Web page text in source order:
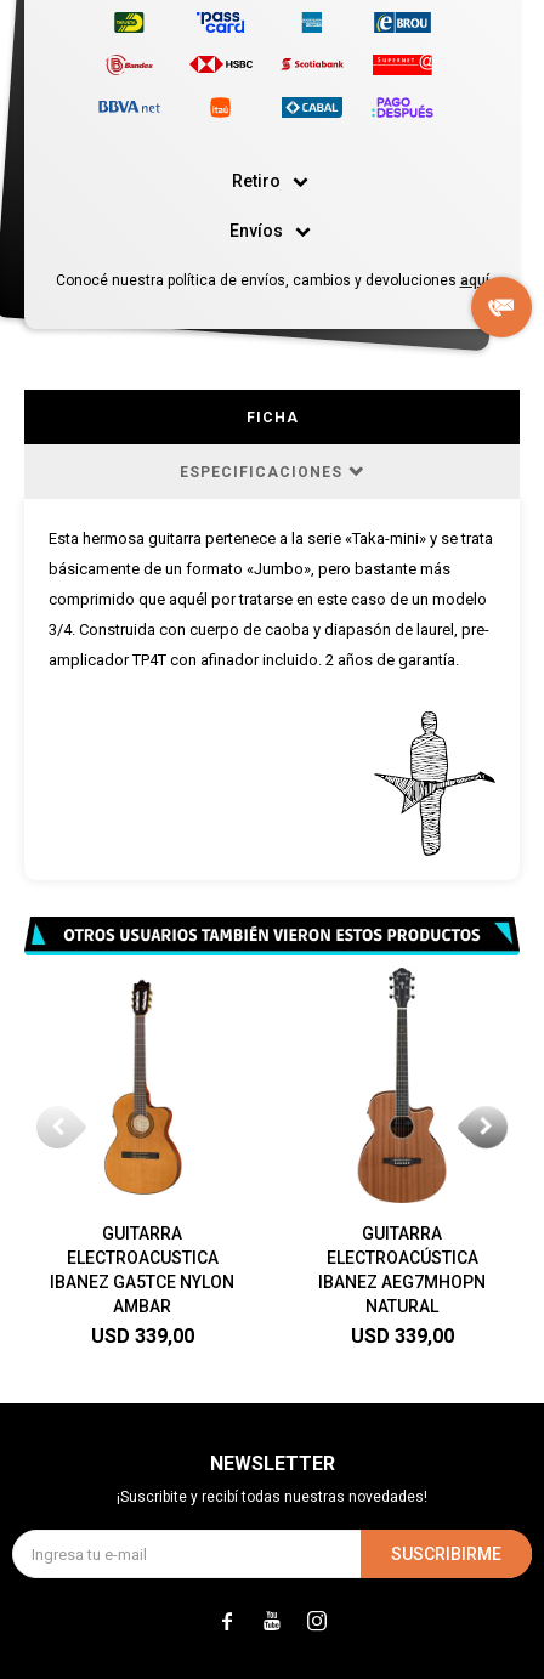
Retiro
Envíos
Conocé nuestra política de envíos, cambios y devoluciones aquí
FICHA
ESPECIFICACIONES
Esta hermosa guitarra pertenece a la serie «Taka-mini» y se trata
básicamente de un formato «Jumbo», pero bastante más
comprimido que aquél por tratarse en este caso de un modelo
3/4. Construida con cuerpo de caoba y diapasón de laurel, pre-
amplicador TP4T con afinador incluido. 2 años de garantía.
GUITARRA
ELECTROACUSTICA
IBANEZ GA5TCE NYLON
AMBAR
USD 339,00
GUITARRA
ELECTROACÚSTICA
IBANEZ AEG7MHOPN
NATURAL
USD 339,00
NEWSLETTER
¡Suscribite y recibí todas nuestras novedades!
SUSCRIBIRME
  